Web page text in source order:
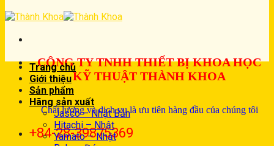
CÔNG TY TNHH THIẾT BỊ KHOA HỌC
KỸ THUẬT THÀNH KHOA
Chất lượng và dịch vụ là ưu tiên hàng đầu của chúng tôi
+84-28-39875369
Trang chủ
Giới thiệu
Sản phẩm
Hãng sản xuất
Jasco – Nhật Bản
Hitachi – Nhật
Yamato – Nhật